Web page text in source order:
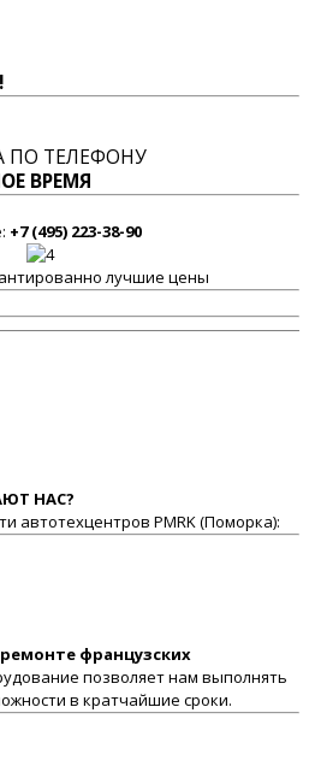
ТЕЛЕФОНУ
ВРЕМЯ
+7 (495) 223-38-90
лучшие цены
НАС?
автотехцентров PMRK (Поморка):
французских
позволяет нам выполнять
в кратчайшие сроки.